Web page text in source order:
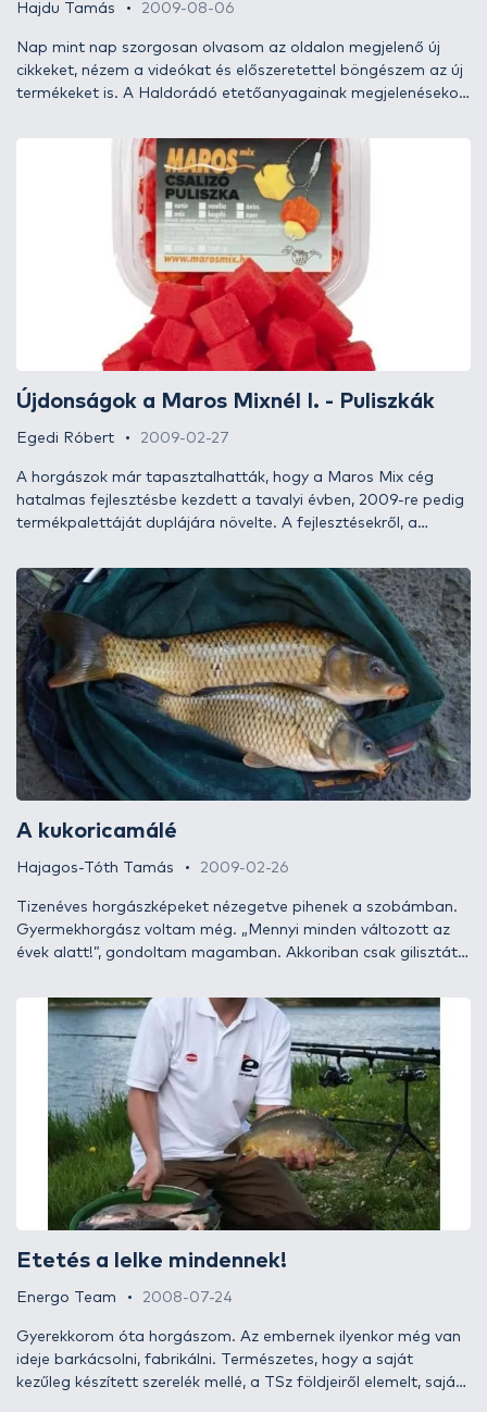
Hajdu Tamás 2009-08-06
Nap mint nap szorgosan olvasom az oldalon megjelenő új
cikkeket, nézem a videókat és előszeretettel böngészem az új
termékeket is. A Haldorádó etetőanyagainak megjelenésekor
kézhez. Döme Gábor és a Haldorádó neve elég garancia
számomra. Az üzletekben jelenleg kapható etetőanyagok
közül a Nagy Ponty lett a kedvencem, így arra gondoltam, a
teljes termékcsaládot kipróbálom. Lássuk az eredményt!
Újdonságok a Maros Mixnél I. - Puliszkák
Egedi Róbert 2009-02-27
A horgászok már tapasztalhatták, hogy a Maros Mix cég
hatalmas fejlesztésbe kezdett a tavalyi évben, 2009-re pedig
termékpalettáját duplájára növelte. A fejlesztésekről, a
rendszeresen olvashatnak itt a Haldorádó horgászportálon. A
cikksorozat első részében egy olyan csali kerül bemutatásra,
ami már hosszú ideje feledésbe merült. Ez az „új” termék
pedig nem más, mint a Maros Mix Puliszka vagy másik ismert
nevén kukoricamálé. Hogyan lehet egy rendkívül egyszerű - de
bizonyítottan fogós - csaliból kihozni a maximumot? Hogyan
lehet fogósságát tovább növelni? Az írásból minden kiderül!
A kukoricamálé
Hajagos-Tóth Tamás 2009-02-26
Tizenéves horgászképeket nézegetve pihenek a szobámban.
Gyermekhorgász voltam még. „Mennyi minden változott az
évek alatt!”, gondoltam magamban. Akkoriban csak gilisztát,
halak megfogására. A parton sétálgatva a szemfülesebbek
észrevehetik, hogy az idősebb horgászok közül még ma is
sokan ezeket használják. A modern horgász azonban már
mással pecázik. Különböző pelletek, bojlik és ízesített
kukoricák szerepelnek a listán, pedig a málé egy kifejezetten
olcsó és nagyon fogós pontycsali. De mi is az a málé, és
hogyan készül?
Etetés a lelke mindennek!
Energo Team 2008-07-24
Gyerekkorom óta horgászom. Az embernek ilyenkor még van
ideje barkácsolni, fabrikálni. Természetes, hogy a saját
kezűleg készített szerelék mellé, a TSz földjeiről elemelt, saját